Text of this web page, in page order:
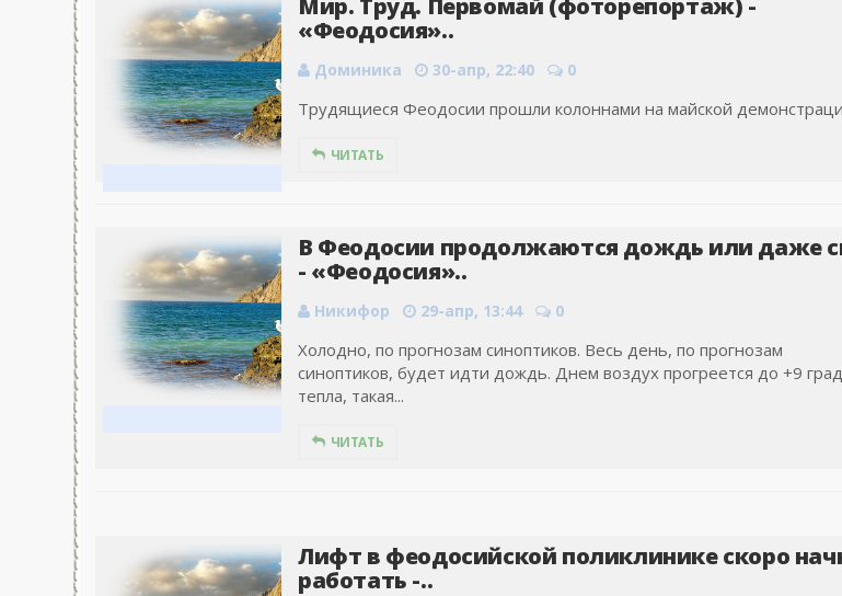
Мир. Труд. Первомай (фоторепортаж) -
«Феодосия»..
Доминика 30-апр, 22:40 0
Трудящиеся Феодосии прошли колоннами на майской
ЧИТАТЬ
В Феодосии продолжаются дождь или даже
- «Феодосия»..
Никифор 29-апр, 13:44 0
Холодно, по прогнозам синоптиков. Весь день, по прогнозам
синоптиков, будет идти дождь. Днем воздух прогреется до +9
тепла, такая...
ЧИТАТЬ
Лифт в феодосийской поликлинике скоро
работать -..